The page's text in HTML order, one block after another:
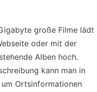
große Filme lädt
oder mit der
Alben hoch.
kann man in
Ortsinformationen